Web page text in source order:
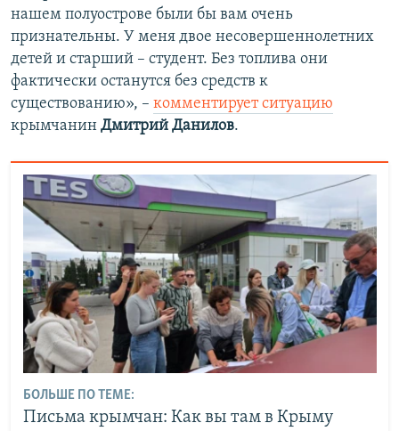
нашем полуострове были бы вам очень
признательны. У меня двое несовершеннолетних
детей и старший – студент. Без топлива они
фактически останутся без средств к
существованию», – комментирует ситуацию
крымчанин Дмитрий Данилов.
БОЛЬШЕ ПО ТЕМЕ:
Письма крымчан: Как вы там в Крыму